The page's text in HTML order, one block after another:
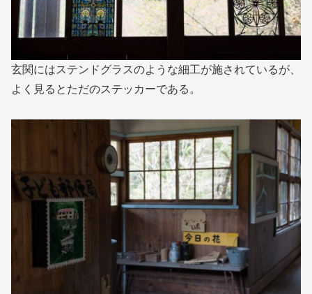
玄関にはステンドグラスのような細工が施されているが、
よく見るとただのステッカーである。